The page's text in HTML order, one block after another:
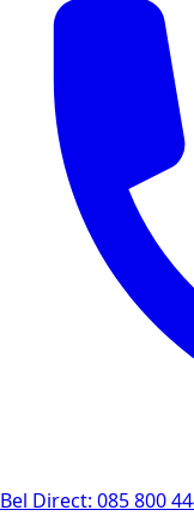
Bel Direct: 085 800